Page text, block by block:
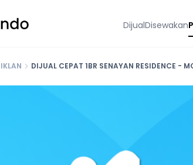
DijualDisewakan
IKLAN DIJUAL CEPAT 1BR SENAYAN RESIDENCE -